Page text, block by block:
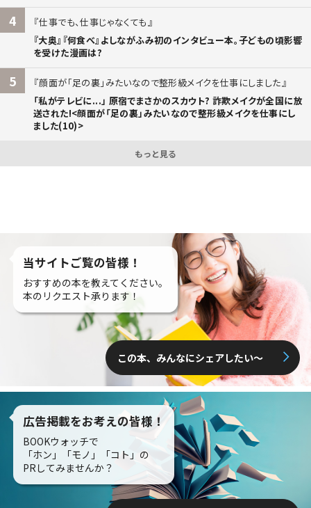
4
仕事でも、仕事じゃなくても
『大奥』『何食べ』よしながふみ初のインタビュー本。子どもの頃影響
を受けた漫画は?
5
顔面が「足の裏」みたいなので整形級メイクを仕事にしました
「私がテレビに...」 原宿でまさかのスカウト? 詐欺メイクが全国に放
送された!<顔面が「足の裏」みたいなので整形級メイクを仕事にし
ました(10)>
もっと見る
当サイトご覧の皆様！
おすすめの本を教えてください。
本のリクエスト承ります！
この本、みんなにシェアしたい〜
広告掲載をお考えの皆様！
BOOKウォッチで
「ホン」「モノ」「コト」の
PRしてみませんか？